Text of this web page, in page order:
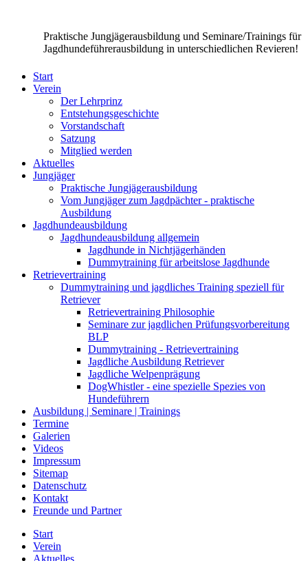
Praktische Jungjägerausbildung und Seminare/Trainings für
Jagdhundeführerausbildung in unterschiedlichen Revieren!
Start
Verein
Der Lehrprinz
Entstehungsgeschichte
Vorstandschaft
Satzung
Mitglied werden
Aktuelles
Jungjäger
Praktische Jungjägerausbildung
Vom Jungjäger zum Jagdpächter - praktische
Ausbildung
Jagdhundeausbildung
Jagdhundeausbildung allgemein
Jagdhunde in Nichtjägerhänden
Dummytraining für arbeitslose Jagdhunde
Retrievertraining
Dummytraining und jagdliches Training speziell für
Retriever
Retrievertraining Philosophie
Seminare zur jagdlichen Prüfungsvorbereitung
BLP
Dummytraining - Retrievertraining
Jagdliche Ausbildung Retriever
Jagdliche Welpenprägung
DogWhistler - eine spezielle Spezies von
Hundeführern
Ausbildung | Seminare | Trainings
Termine
Galerien
Videos
Impressum
Sitemap
Datenschutz
Kontakt
Freunde und Partner
Start
Verein
Aktuelles